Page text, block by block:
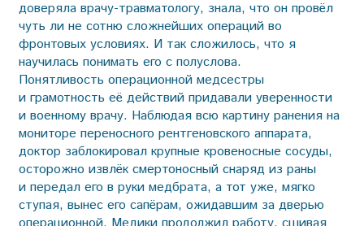
доверяла врачу-травматологу, знала, что он провёл
чуть ли не сотню сложнейших операций во
фронтовых условиях. И так сложилось, что я
научилась понимать его с полуслова.
Понятливость операционной медсестры
и грамотность её действий придавали уверенности
и военному врачу. Наблюдая всю картину ранения на
мониторе переносного рентгеновского аппарата,
доктор заблокировал крупные кровеносные сосуды,
осторожно извлёк смертоносный снаряд из раны
и передал его в руки медбрата, а тот уже, мягко
ступая, вынес его сапёрам, ожидавшим за дверью